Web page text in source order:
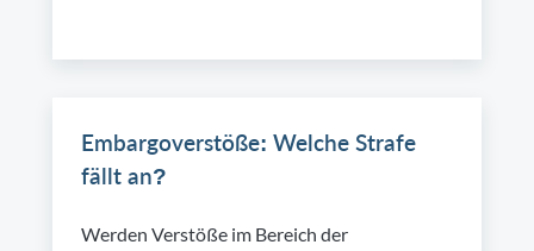
Embargoverstöße: Welche Strafe
fällt an?
Werden Verstöße im Bereich der